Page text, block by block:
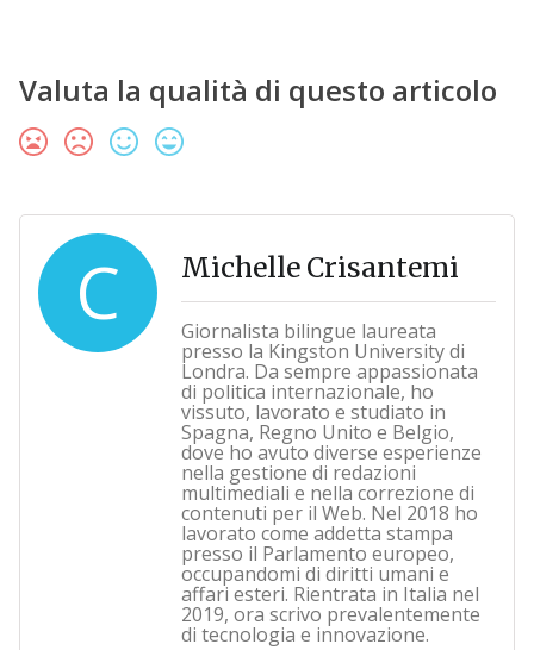
Valuta la qualità di questo articolo
C Michelle Crisantemi
Giornalista bilingue laureata
presso la Kingston University di
Londra. Da sempre appassionata
di politica internazionale, ho
vissuto, lavorato e studiato in
Spagna, Regno Unito e Belgio,
dove ho avuto diverse esperienze
nella gestione di redazioni
multimediali e nella correzione di
contenuti per il Web. Nel 2018 ho
lavorato come addetta stampa
presso il Parlamento europeo,
occupandomi di diritti umani e
affari esteri. Rientrata in Italia nel
2019, ora scrivo prevalentemente
di tecnologia e innovazione.